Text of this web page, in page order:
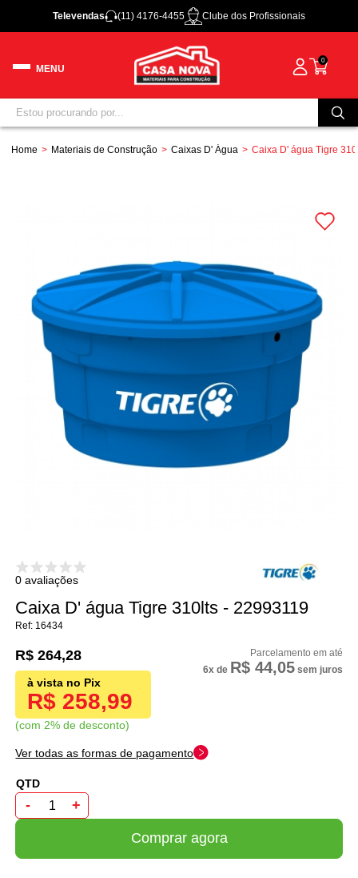
Televendas (11) 4176-4455 Clube dos Profissionais
0
Home Materiais de Construção Caixas D' Água Caixa D' água Tigre
0 avaliações
Caixa D' água Tigre 310lts - 22993119
16434
R$ 258,99
com 2% de desconto
R$ 264,28
6x de R$ 44,05sem juros
Ver todas as formas de pagamento
- +
Comprar agora